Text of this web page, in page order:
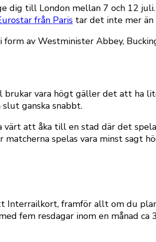
till London mellan 7 och 12 juli.
från Paris tar det inte mer
av Westminister Abbey,
vara högt gäller det att ha
ganska snabbt.
att åka till en stad där det
spelas vara minst sagt
framför allt om du
fem resdagar inom en månad